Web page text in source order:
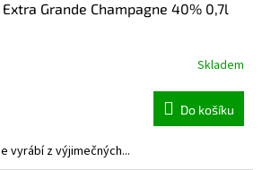
Extra Grande Champagne 40% 0,7l
Skladem
Do košíku
vyrábí z výjimečných...